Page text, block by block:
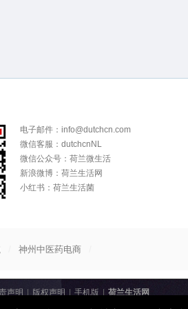
电子邮件：info@dutchcn.com
微信客服：dutchcnNL
微信公众号：荷兰微生活
新浪微博：荷兰生活网
小红书：荷兰生活菌
神州中医药电商
声明 | 版权声明 | 手机版 | 荷兰生活网
荷兰生活网 All Rights Reserved